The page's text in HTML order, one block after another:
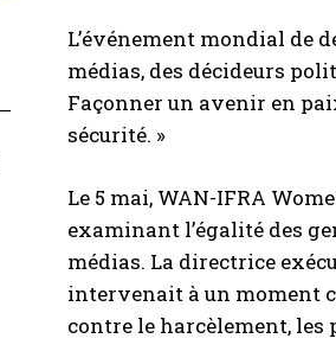
L’événement mondial de
médias, des décideurs
Façonner un avenir en
sécurité. »
Le 5 mai, WAN-IFRA
examinant l’égalité des
médias. La directrice
intervenait à un moment
contre le harcèlement,